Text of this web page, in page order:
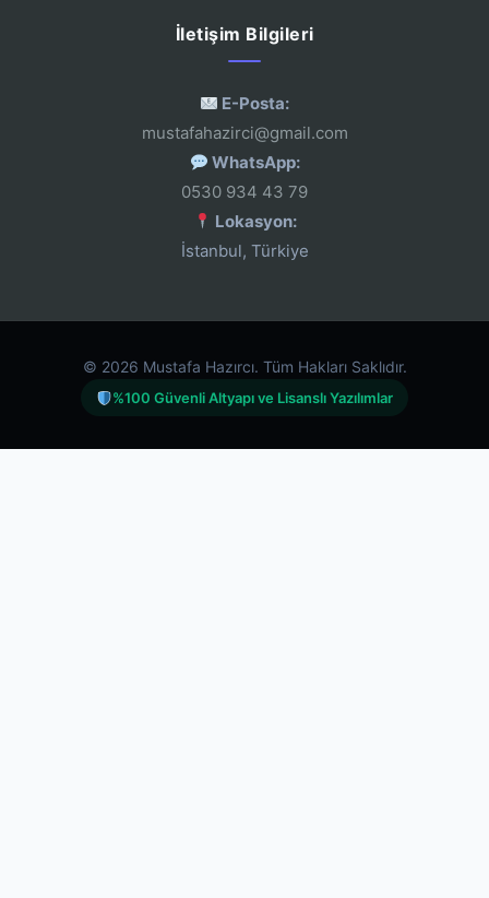
İletişim Bilgileri
E-Posta:
mustafahazirci@gmail.com
WhatsApp:
0530 934 43 79
Lokasyon:
İstanbul, Türkiye
© 2026 Mustafa Hazırcı. Tüm Hakları Saklıdır.
%100 Güvenli Altyapı ve Lisanslı Yazılımlar